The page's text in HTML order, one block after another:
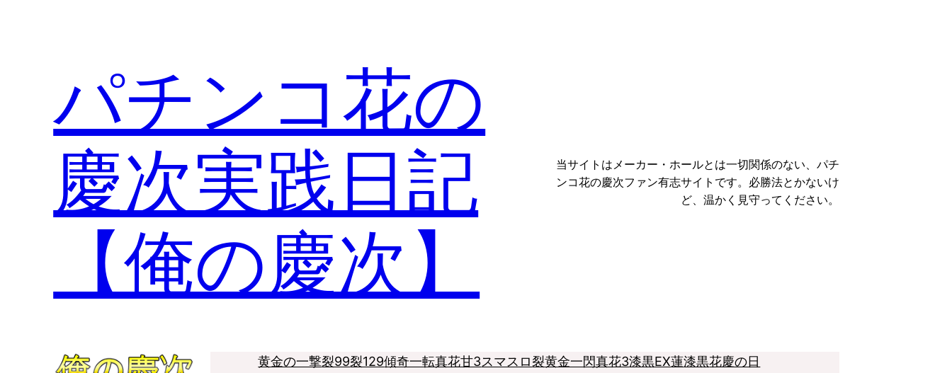
パチンコ花の
慶次実践日記
【俺の慶次】
当サイトはメーカー・ホールとは一切関係のない、パチ
ンコ花の慶次ファン有志サイトです。必勝法とかないけ
ど、温かく見守ってください。
黄金の一撃裂99裂129傾奇一転真花甘3スマスロ裂黄金一閃真花3漆黒EX蓮漆黒花慶の日